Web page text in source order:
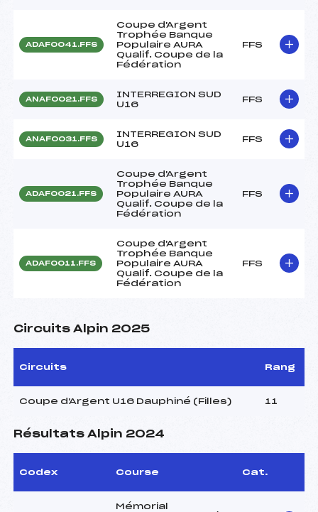
ADAF0041.FFS
Coupe d'Argent
Trophée Banque
Populaire AURA
Qualif. Coupe de la
Fédération
FFS
ANAF0021.FFS
INTERREGION SUD
U16
FFS
ANAF0031.FFS
INTERREGION SUD
U16
FFS
ADAF0021.FFS
Coupe d'Argent
Trophée Banque
Populaire AURA
Qualif. Coupe de la
Fédération
FFS
ADAF0011.FFS
Coupe d'Argent
Trophée Banque
Populaire AURA
Qualif. Coupe de la
Fédération
FFS
Circuits Alpin 2025
Circuits Rang
Coupe d'Argent U16 Dauphiné (Filles) 11
Résultats Alpin 2024
Codex Course Cat.
Mémorial